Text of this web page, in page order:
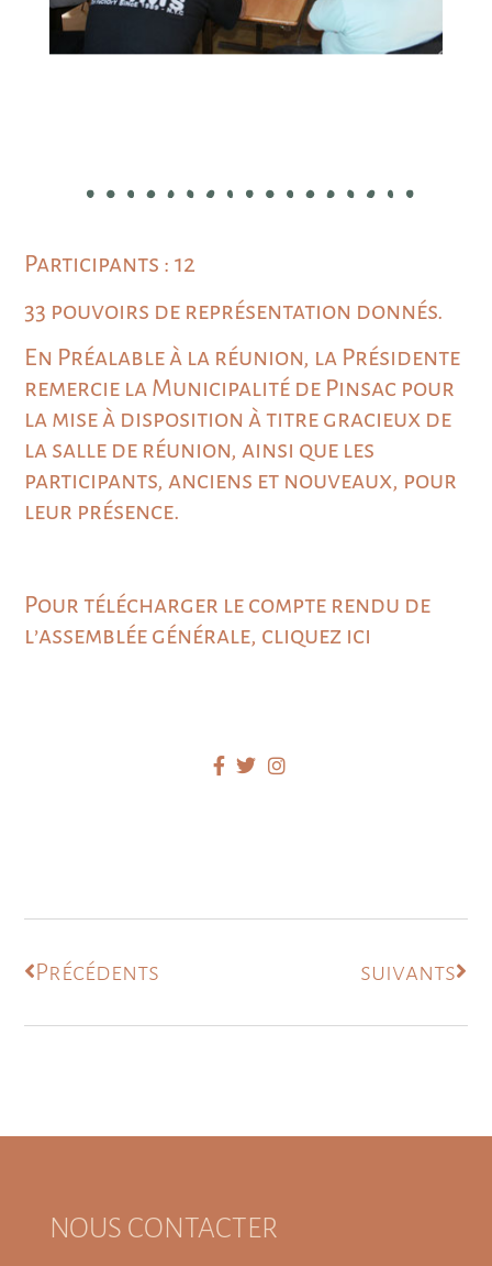
Participants : 12
33 pouvoirs de représentation donnés.
En Préalable à la réunion, la Présidente
remercie la Municipalité de Pinsac pour
la mise à disposition à titre gracieux de
la salle de réunion, ainsi que les
participants, anciens et nouveaux, pour
leur présence.
Pour télécharger le compte rendu de
l’assemblée générale, cliquez ici
Précédents suivants
NOUS CONTACTER